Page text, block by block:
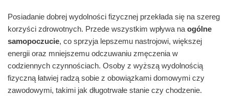
Posiadanie dobrej wydolności fizycznej przekłada się na szereg
korzyści zdrowotnych. Przede wszystkim wpływa na ogólne
samopoczucie, co sprzyja lepszemu nastrojowi, większej
energii oraz mniejszemu odczuwaniu zmęczenia w
codziennych czynnościach. Osoby z wyższą wydolnością
fizyczną łatwiej radzą sobie z obowiązkami domowymi czy
zawodowymi, takimi jak długotrwałe stanie czy chodzenie.